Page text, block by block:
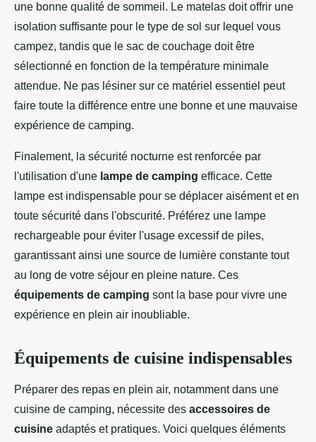
une bonne qualité de sommeil. Le matelas doit offrir une
isolation suffisante pour le type de sol sur lequel vous
campez, tandis que le sac de couchage doit être
sélectionné en fonction de la température minimale
attendue. Ne pas lésiner sur ce matériel essentiel peut
faire toute la différence entre une bonne et une mauvaise
expérience de camping.
Finalement, la sécurité nocturne est renforcée par
l'utilisation d'une lampe de camping efficace. Cette
lampe est indispensable pour se déplacer aisément et en
toute sécurité dans l'obscurité. Préférez une lampe
rechargeable pour éviter l'usage excessif de piles,
garantissant ainsi une source de lumière constante tout
au long de votre séjour en pleine nature. Ces
équipements de camping sont la base pour vivre une
expérience en plein air inoubliable.
Équipements de cuisine indispensables
Préparer des repas en plein air, notamment dans une
cuisine de camping, nécessite des accessoires de
cuisine adaptés et pratiques. Voici quelques éléments